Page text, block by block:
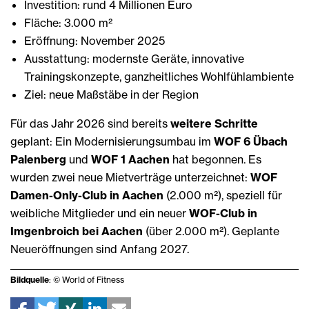
Investition: rund 4 Millionen Euro
Fläche: 3.000 m²
Eröffnung: November 2025
Ausstattung: modernste Geräte, innovative
Trainingskonzepte, ganzheitliches Wohlfühlambiente
Ziel: neue Maßstäbe in der Region
Für das Jahr 2026 sind bereits weitere Schritte
geplant: Ein Modernisierungsumbau im WOF 6 Übach
Palenberg und WOF 1 Aachen hat begonnen. Es
wurden zwei neue Mietverträge unterzeichnet: WOF
Damen-Only-Club in Aachen (2.000 m²), speziell für
weibliche Mitglieder und ein neuer WOF-Club in
Imgenbroich bei Aachen (über 2.000 m²). Geplante
Neueröffnungen sind Anfang 2027.
Bildquelle: © World of Fitness